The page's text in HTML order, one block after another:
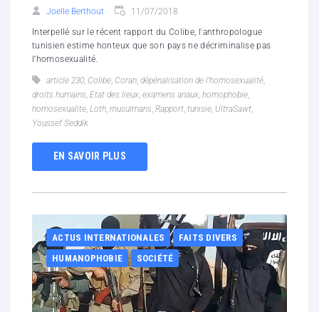
Joelle Berthout 11/07/2018
Interpellé sur le récent rapport du Colibe, l'anthropologue
tunisien estime honteux que son pays ne décriminalise pas
l’homosexualité.
article 230 Colibe Coran dépénalisation de l'homosexualité
droits humains Etat des lieux examens anaux homophobie
homosexualite Loth musulmans Rapport tunisie UltraSawt
Youssef Seddik
EN SAVOIR PLUS
ACTUS INTERNATIONALES
FAITS DIVERS
HUMANOPHOBIE
SOCIÉTÉ